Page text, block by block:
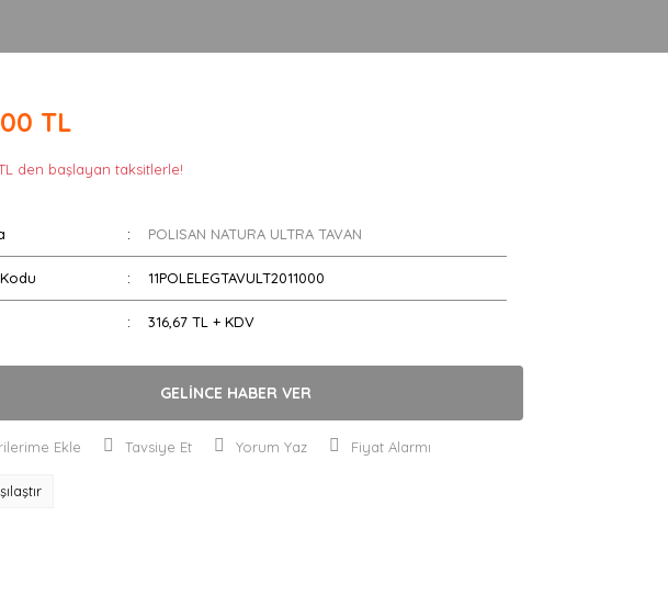
TL
den başlayan taksitlerle!
POLISAN NATURA ULTRA TAVAN
11POLELEGTAVULT2011000
316,67 TL + KDV
GELİNCE HABER VER
Tavsiye Et Yorum Yaz Fiyat Alarmı